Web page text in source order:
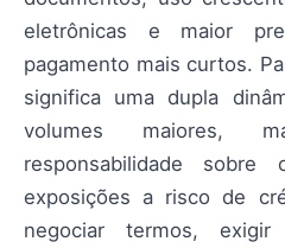
eletrônicas e maior
pagamento mais curtos.
significa uma dupla
volumes maiores,
responsabilidade sobre
exposições a risco de
negociar termos,